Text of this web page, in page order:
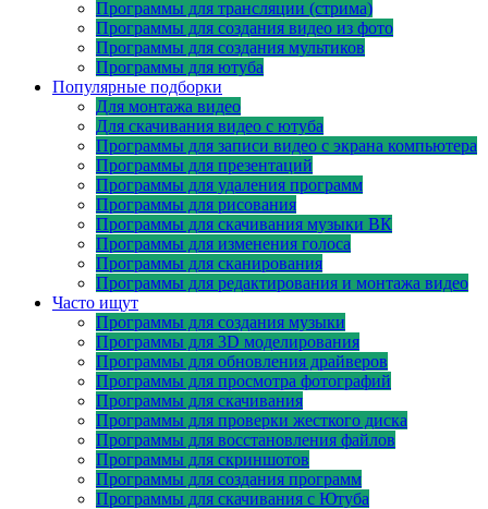
Программы для трансляции (стрима)
Программы для создания видео из фото
Программы для создания мультиков
Программы для ютуба
Популярные подборки
Для монтажа видео
Для скачивания видео с ютуба
Программы для записи видео с экрана компьютера
Программы для презентаций
Программы для удаления программ
Программы для рисования
Программы для скачивания музыки ВК
Программы для изменения голоса
Программы для сканирования
Программы для редактирования и монтажа видео
Часто ищут
Программы для создания музыки
Программы для 3D моделирования
Программы для обновления драйверов
Программы для просмотра фотографий
Программы для скачивания
Программы для проверки жесткого диска
Программы для восстановления файлов
Программы для скриншотов
Программы для создания программ
Программы для скачивания с Ютуба